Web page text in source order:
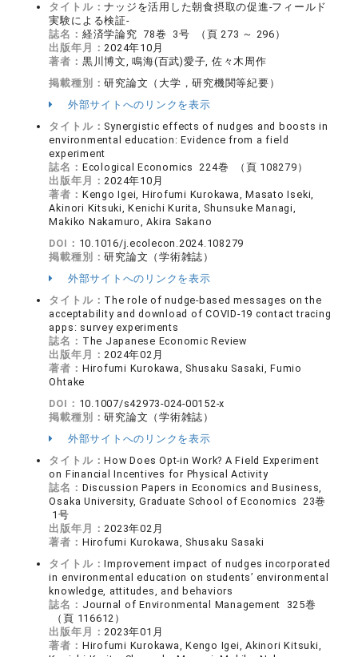
タイトル：ナッジを活用した朝食摂取の促進-フィールド
実験による検証-
誌名： 経済学論究 78巻 3号 （頁 273 ～ 296）
出版年月：2024年10月
著者： 黒川博文, 鳴海(百武)愛子, 佐々木周作
掲載種別：研究論文（大学，研究機関等紀要）
外部サイトへのリンクを表示
タイトル： Synergistic effects of nudges and boosts in
environmental education: Evidence from a field
experiment
誌名： Ecological Economics 224巻 （頁 108279）
出版年月：2024年10月
著者： Kengo Igei, Hirofumi Kurokawa, Masato Iseki,
Akinori Kitsuki, Kenichi Kurita, Shunsuke Managi,
Makiko Nakamuro, Akira Sakano
DOI： 10.1016/j.ecolecon.2024.108279
掲載種別：研究論文（学術雑誌）
外部サイトへのリンクを表示
タイトル： The role of nudge-based messages on the
acceptability and download of COVID-19 contact tracing
apps: survey experiments
誌名： The Japanese Economic Review
出版年月：2024年02月
著者： Hirofumi Kurokawa, Shusaku Sasaki, Fumio
Ohtake
DOI： 10.1007/s42973-024-00152-x
掲載種別：研究論文（学術雑誌）
外部サイトへのリンクを表示
タイトル：How Does Opt-in Work? A Field Experiment
on Financial Incentives for Physical Activity
誌名： Discussion Papers in Economics and Business,
Osaka University, Graduate School of Economics 23巻
1号
出版年月：2023年02月
著者： Hirofumi Kurokawa, Shusaku Sasaki
タイトル：Improvement impact of nudges incorporated
in environmental education on students’ environmental
knowledge, attitudes, and behaviors
誌名： Journal of Environmental Management 325巻
（頁 116612）
出版年月：2023年01月
著者： Hirofumi Kurokawa, Kengo Igei, Akinori Kitsuki,